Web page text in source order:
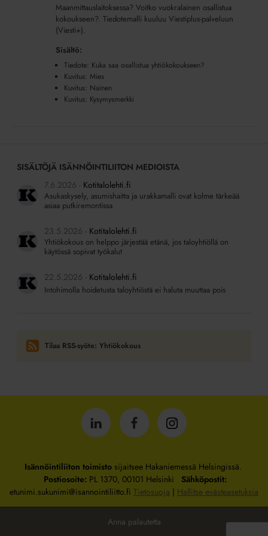
Maanmittauslaitoksessa? Voitko vuokralainen osallistua
kokoukseen?. Tiedotemalli kuuluu Viestiplus-palveluun
(Viesti+).
Sisältö:
Tiedote: Kuka saa osallistua yhtiökokoukseen?
Kuvitus: Mies
Kuvitus: Nainen
Kuvitus: Kysymysmerkki
SISÄLTÖJÄ ISÄNNÖINTILIITON MEDIOISTA
7.6.2026
Kotitalolehti.fi
Asukaskysely, asumishaitta ja urakkamalli ovat kolme tärkeää
asiaa putkiremontissa
23.5.2026 Kotitalolehti.fi
Yhtiökokous on helppo järjestää etänä, jos taloyhtiöllä on
käytössä sopivat työkalut
22.5.2026 Kotitalolehti.fi
Intohimolla hoidetusta taloyhtiöstä ei haluta muuttaa pois
Tilaa RSS-syöte: Yhtiökokous
IsännöintiliittoIsännöintiliittoIsännöintiliitto
Isännöintiliiton toimistosijaitsee Hakaniemessä Helsingissä.
Postiosoite: PL 1370, 00101 Helsinki Sähköpostit:
etunimi.sukunimi@isannointiliitto.fi Tietosuoja | Hallitse evästeasetuksia
Anna palautetta